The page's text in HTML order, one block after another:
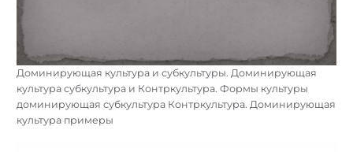
Доминирующая культура и субкультуры. Доминирующая
культура субкультура и Контркультура. Формы культуры
доминирующая субкультура Контркультура. Доминирующая
культура примеры